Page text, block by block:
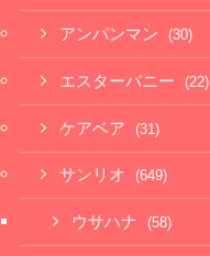
アンパンマン (30)
エスターバニー (22)
ケアベア (31)
サンリオ (649)
ウサハナ (58)